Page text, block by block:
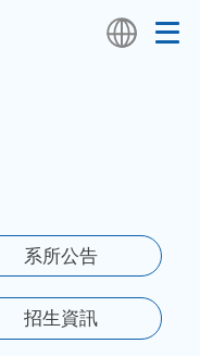
系所公告
招生資訊